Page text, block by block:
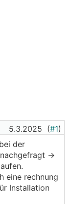
5.3.2025 (#1)
der
->
eine rechnung
Installation